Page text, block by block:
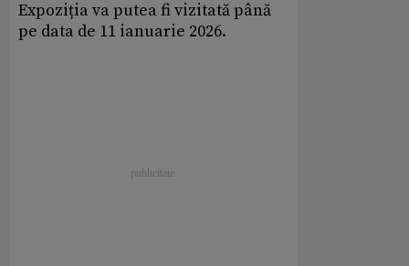
Expoziția va putea fi vizitată până
pe data de 11 ianuarie 2026.